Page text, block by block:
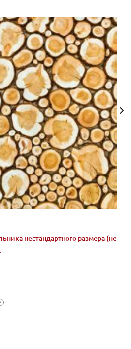
нестандартного размера (не
?